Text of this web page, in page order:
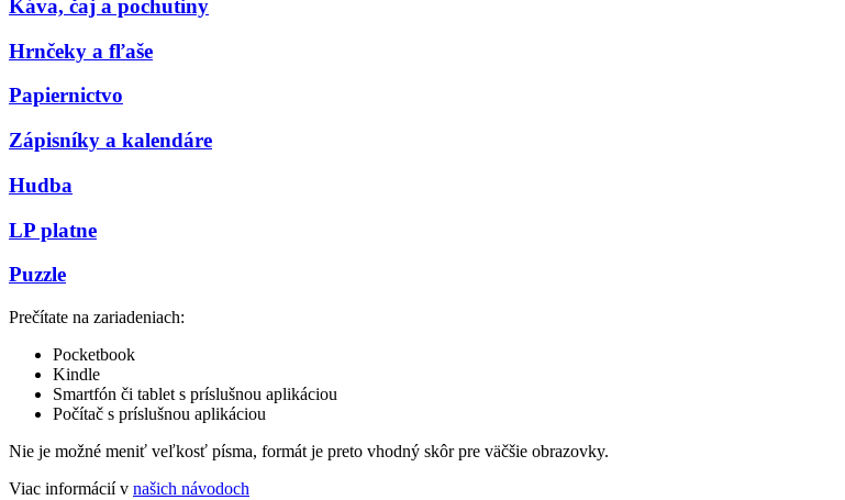
Káva, čaj a pochutiny
Hrnčeky a fľaše
Papiernictvo
Zápisníky a kalendáre
Hudba
LP platne
Puzzle
Prečítate na zariadeniach:
Pocketbook
Kindle
Smartfón či tablet s príslušnou aplikáciou
Počítač s príslušnou aplikáciou
Nie je možné meniť veľkosť písma, formát je preto vhodný skôr pre väčšie obrazovky.
Viac informácií v našich návodoch